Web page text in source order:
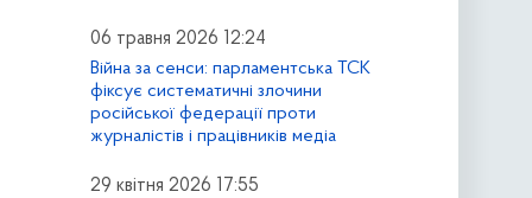
06 травня 2026 12:24
Війна за сенси: парламентська ТСК
фіксує систематичні злочини
російської федерації проти
журналістів і працівників медіа
29 квітня 2026 17:55